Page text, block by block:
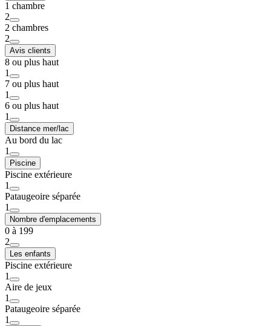
1 chambre
2
2 chambres
2
Avis clients
8 ou plus haut
1
7 ou plus haut
1
6 ou plus haut
1
Distance mer/lac
Au bord du lac
1
Piscine
Piscine extérieure
1
Pataugeoire séparée
1
Nombre d'emplacements
0 à 199
2
Les enfants
Piscine extérieure
1
Aire de jeux
1
Pataugeoire séparée
1